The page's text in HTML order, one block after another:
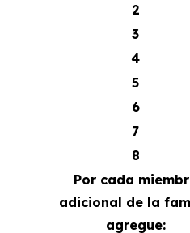
2
3
4
5
6
7
8
Por cada
adicional de la
agregue: